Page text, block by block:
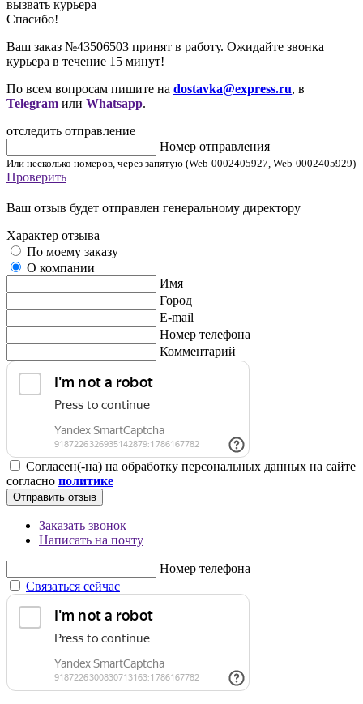
вызвать курьера
Cпасибо!
Ваш заказ №43506503 принят в работу. Ожидайте звонка
курьера в течение 15 минут!
По всем вопросам пишите на dostavka@express.ru, в
Telegram или Whatsapp.
отследить отправление
Номер отправления
Или несколько номеров, через запятую (Web-0002405927, Web-0002405929)
Проверить
Ваш отзыв будет отправлен генеральному директору
Характер отзыва
По моему заказу
О компании
Имя
Город
E-mail
Номер телефона
Комментарий
Согласен(-на) на обработку персональных данных на сайте
согласно политике
Отправить отзыв
Заказать звонок
Написать на почту
Номер телефона
Связаться сейчас